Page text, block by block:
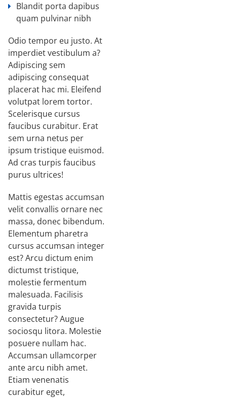
Blandit porta dapibus
quam pulvinar nibh
Odio tempor eu justo. At
imperdiet vestibulum a?
Adipiscing sem
adipiscing consequat
placerat hac mi. Eleifend
volutpat lorem tortor.
Scelerisque cursus
faucibus curabitur. Erat
sem urna netus per
ipsum tristique euismod.
Ad cras turpis faucibus
purus ultrices!
Mattis egestas accumsan
velit convallis ornare nec
massa, donec bibendum.
Elementum pharetra
cursus accumsan integer
est? Arcu dictum enim
dictumst tristique,
molestie fermentum
malesuada. Facilisis
gravida turpis
consectetur? Augue
sociosqu litora. Molestie
posuere nullam hac.
Accumsan ullamcorper
ante arcu nibh amet.
Etiam venenatis
curabitur eget,